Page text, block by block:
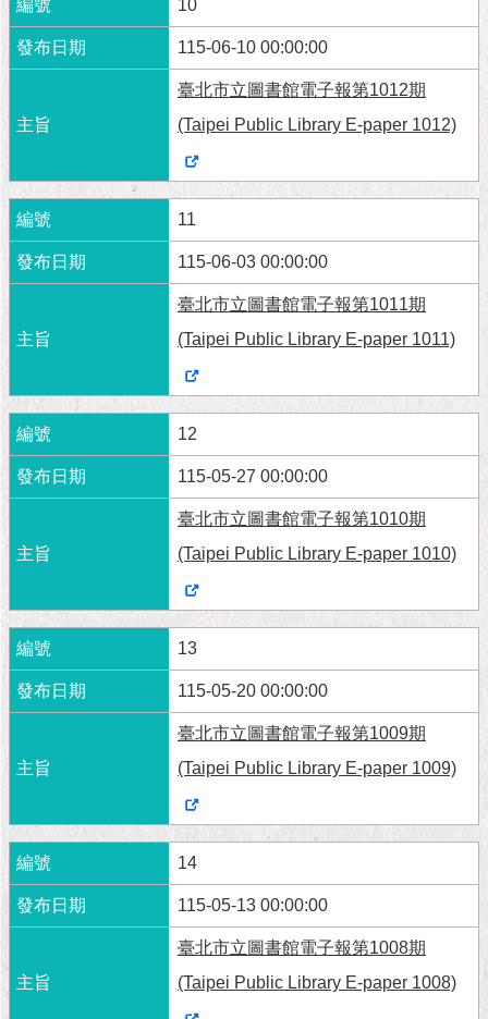
10
115-06-10 00:00:00
臺北市立圖書館電子報第1012期
(Taipei Public Library E-paper 1012)
11
115-06-03 00:00:00
臺北市立圖書館電子報第1011期
(Taipei Public Library E-paper 1011)
12
115-05-27 00:00:00
臺北市立圖書館電子報第1010期
(Taipei Public Library E-paper 1010)
13
115-05-20 00:00:00
臺北市立圖書館電子報第1009期
(Taipei Public Library E-paper 1009)
14
115-05-13 00:00:00
臺北市立圖書館電子報第1008期
(Taipei Public Library E-paper 1008)